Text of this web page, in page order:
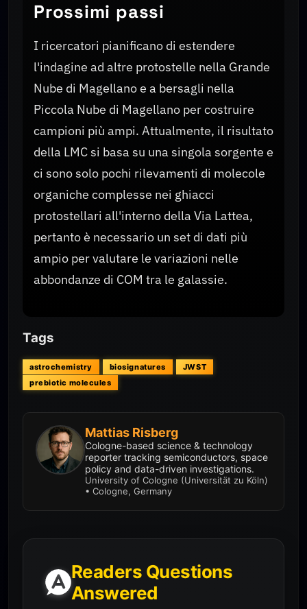
Prossimi passi
I ricercatori pianificano di estendere
l'indagine ad altre protostelle nella Grande
Nube di Magellano e a bersagli nella
Piccola Nube di Magellano per costruire
campioni più ampi. Attualmente, il risultato
della LMC si basa su una singola sorgente e
ci sono solo pochi rilevamenti di molecole
organiche complesse nei ghiacci
protostellari all'interno della Via Lattea,
pertanto è necessario un set di dati più
ampio per valutare le variazioni nelle
abbondanze di COM tra le galassie.
Tags
astrochemistry biosignatures
JWST
prebiotic molecules
Mattias Risberg
Cologne-based science & technology
reporter tracking semiconductors, space
policy and data-driven investigations.
University of Cologne (Universität zu Köln)
• Cologne, Germany
Readers Questions
Answered